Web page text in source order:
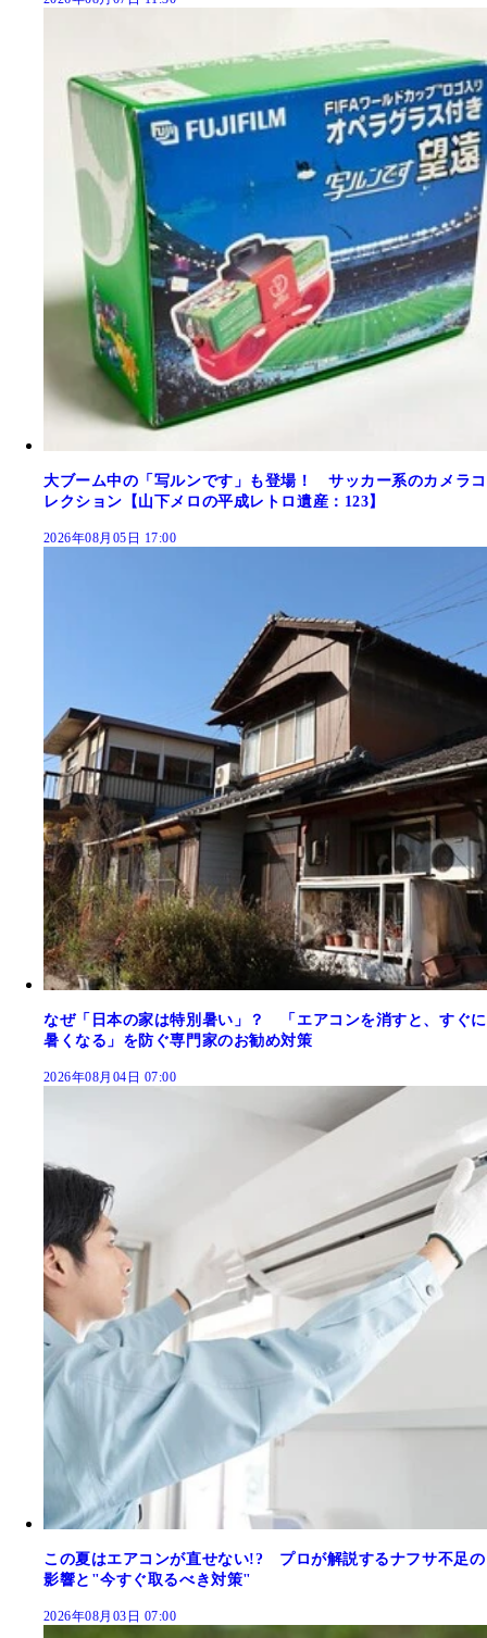
大ブーム中の「写ルンです」も登場！ サッカー系のカメラコ
レクション【山下メロの平成レトロ遺産：123】
2026年08月05日 17:00
なぜ「日本の家は特別暑い」？ 「エアコンを消すと、すぐに
暑くなる」を防ぐ専門家のお勧め対策
2026年08月04日 07:00
この夏はエアコンが直せない!? プロが解説するナフサ不足の
影響と"今すぐ取るべき対策"
2026年08月03日 07:00